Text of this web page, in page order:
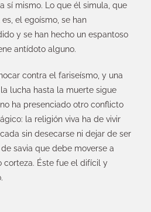
sí mismo. Lo que él simula, que
el egoísmo, se han
y se han hecho un espantoso
antídoto alguno.
contra el fariseísmo, y una
lucha hasta la muerte sigue
ha presenciado otro conflicto
la religión viva ha de vivir
sin desecarse ni dejar de ser
savia que debe moverse a
corteza. Éste fue el difícil y